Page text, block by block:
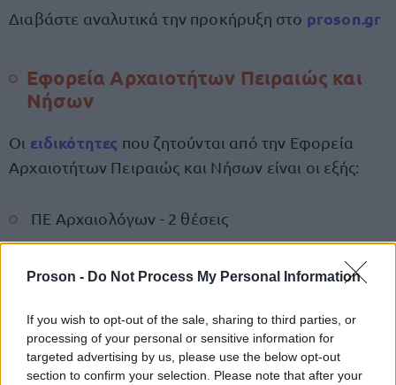
Proson - Do Not Process My Personal Information
If you wish to opt-out of the sale, sharing to third parties, or
processing of your personal or sensitive information for
targeted advertising by us, please use the below opt-out
section to confirm your selection. Please note that after your
Διαβάστε αναλυτικά την προκήρυξη στο proson.gr
Εφορεία Αρχαιοτήτων Πειραιώς και
Νήσων
Οι ειδικότητες που ζητούνται από την Εφορεία
Αρχαιοτήτων Πειραιώς και Νήσων είναι οι εξής:
ΠΕ Αρχαιολόγων - 2 θέσεις
Διαβάστε αναλυτικά την προκήρυξη στο proson.gr